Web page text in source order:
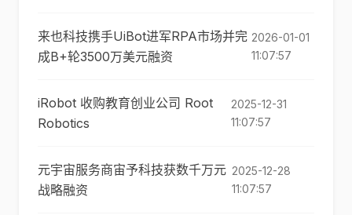
来也科技携手UiBot进军RPA市场并完
成B+轮3500万美元融资
2026-01-01
11:07:57
iRobot 收购教育创业公司 Root
Robotics
2025-12-31
11:07:57
元宇宙服务商宙予科技获数千万元
战略融资
2025-12-28
11:07:57